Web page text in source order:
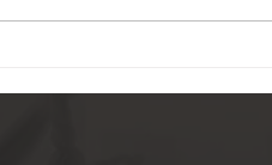
Conojaf e 7º Enojap são